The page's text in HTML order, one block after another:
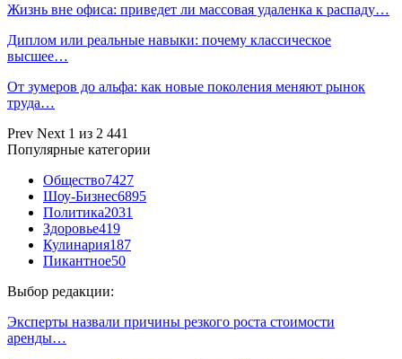
Жизнь вне офиса: приведет ли массовая удаленка к распаду…
Диплом или реальные навыки: почему классическое
высшее…
От зумеров до альфа: как новые поколения меняют рынок
труда…
Prev Next 1 из 2 441
Популярные категории
Общество7427
Шоу-Бизнес6895
Политика2031
Здоровье419
Кулинария187
Пикантное50
Выбор редакции:
Эксперты назвали причины резкого роста стоимости
аренды…